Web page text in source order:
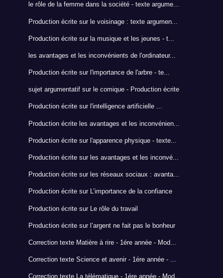
le rôle de la femme dans la société - texte argume...
Production écrite sur le voisinage : texte argumen...
Production écrite sur la musique et les jeunes - t...
les avantages et les inconvénients de l'ordinateur...
Production écrite sur l'importance de l'arbre - te...
sujet argumentatif sur le comique - Production écrite
Production écrite sur l'intelligence artificielle ...
Production écrite les avantages et les inconvénien...
Production écrite sur l'apparence physique - texte...
Production écrite sur les avantages et les inconvé...
Production écrite sur les réseaux sociaux : avanta...
Production écrite sur L’importance de la confiance
Production écrite sur Le rôle du travail
Production écrite sur l’argent ne fait pas le bonheur
Correction texte Matière à rire - 1ére année - Mod...
Correction texte Science et avenir - 1ére année - ...
Correction texte La télématique - 1ére année - Mod...